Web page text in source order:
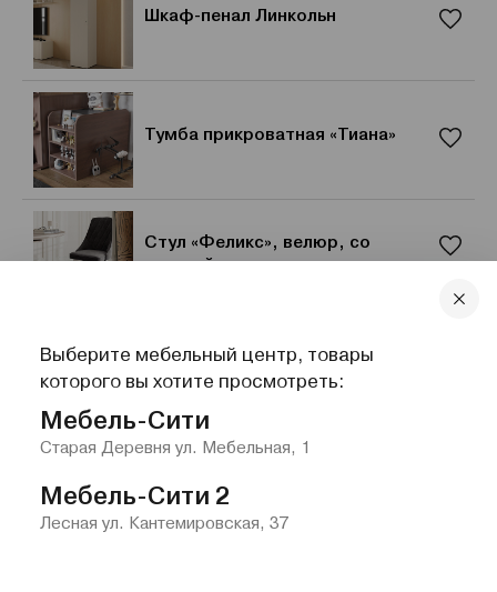
Шкаф-пенал Линкольн
Тумба прикроватная «Тиана»
Стул «Феликс», велюр, со
спинкой
Кресло-кровать «Атлантик»,
механизм «Аккордеон», велюр
Выберите мебельный центр, товары
которого вы хотите просмотреть:
Мебель-Сити
Старая Деревня ул. Мебельная, 1
Мебель-Сити 2
Лесная ул. Кантемировская, 37